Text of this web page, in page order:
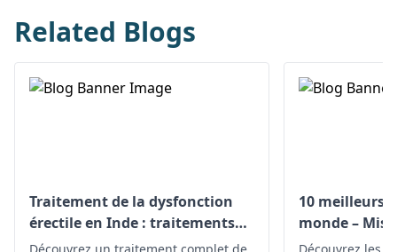
Related Blogs
Traitement de la dysfonction
érectile en Inde : traitements
avancés
10 meilleurs
monde –